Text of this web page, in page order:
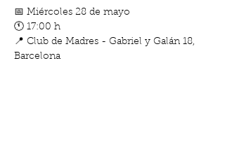
📅 Miércoles 28 de mayo
🕚 17:00 h
📍 Club de Madres - Gabriel y Galán 18,
Barcelona